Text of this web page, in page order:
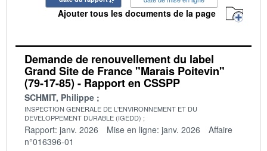
Ajouter tous les documents de la page
Demande de renouvellement du label
Grand Site de France "Marais Poitevin"
(79-17-85) - Rapport en CSSPP
SCHMIT, Philippe
INSPECTION GENERALE DE L'ENVIRONNEMENT ET DU
DEVELOPPEMENT DURABLE (IGEDD)
Rapport: janv. 2026 Mise en ligne: janv. 2026
Affaire
n°016396-01